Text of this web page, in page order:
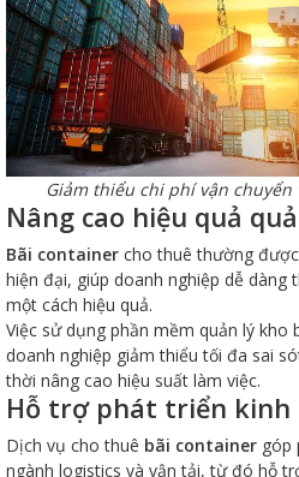
Giảm thiểu chi phí vận
Nâng cao hiệu quả
Bãi container cho thuê thường
hiện đại, giúp doanh nghiệp dễ dàng
một cách hiệu quả.
Việc sử dụng phần mềm quản lý kho
doanh nghiệp giảm thiểu tối đa sai
thời nâng cao hiệu suất làm việc.
Hỗ trợ phát triển kinh
Dịch vụ cho thuê bãi container góp
ngành logistics và vận tải, từ đó hỗ